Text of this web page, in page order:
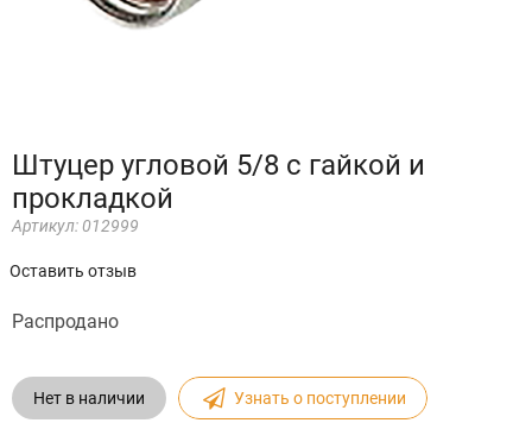
Штуцер угловой 5/8 с гайкой и
прокладкой
Артикул: 012999
Оставить отзыв
Распродано
Нет в наличии Узнать о поступлении